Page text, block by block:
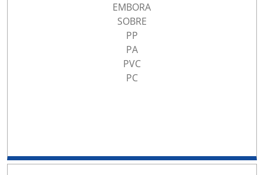
EMBORA
SOBRE
PP
PA
PVC
PC